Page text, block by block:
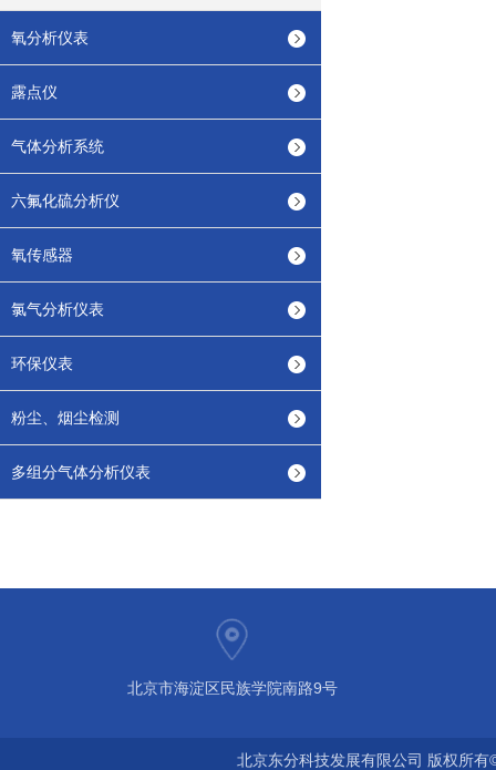
氧分析仪表
露点仪
气体分析系统
六氟化硫分析仪
氧传感器
氯气分析仪表
环保仪表
粉尘、烟尘检测
多组分气体分析仪表
北京市海淀区民族学院南路9号
北京东分科技发展有限公司 版权所